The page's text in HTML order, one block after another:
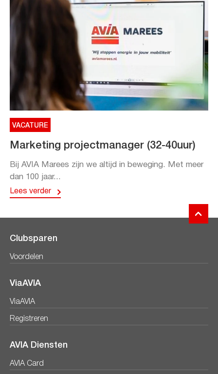
VACATURE
Marketing projectmanager (32-40uur)
Bij AVIA Marees zijn we altijd in beweging. Met meer
dan 100 jaar...
Lees verder
Clubsparen
Voordelen
ViaAVIA
ViaAVIA
Registreren
AVIA Diensten
AVIA Card